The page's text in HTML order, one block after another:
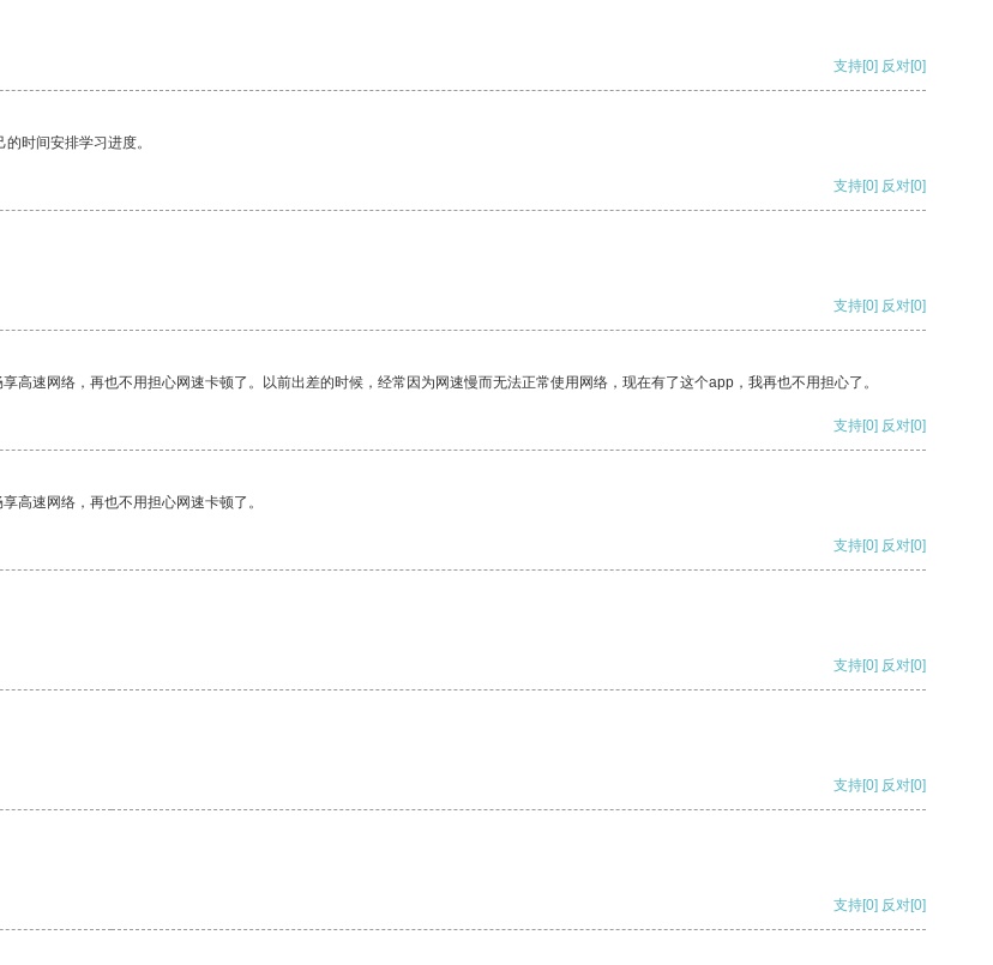
支持[0] 反对[0]
时间安排学习进度。
支持[0] 反对[0]
支持[0] 反对[0]
速网络，再也不用担心网速卡顿了。以前出差的时候，经常因为网速慢而无法正常使用网络，现在有了这个app，我再也不用担心了。
支持[0] 反对[0]
高速网络，再也不用担心网速卡顿了。
支持[0] 反对[0]
支持[0] 反对[0]
支持[0] 反对[0]
支持[0] 反对[0]